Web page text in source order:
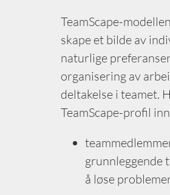
TeamScape-
skape et bilde av
naturlige
organisering av
deltakelse i teamet.
TeamScape-profil
å løse